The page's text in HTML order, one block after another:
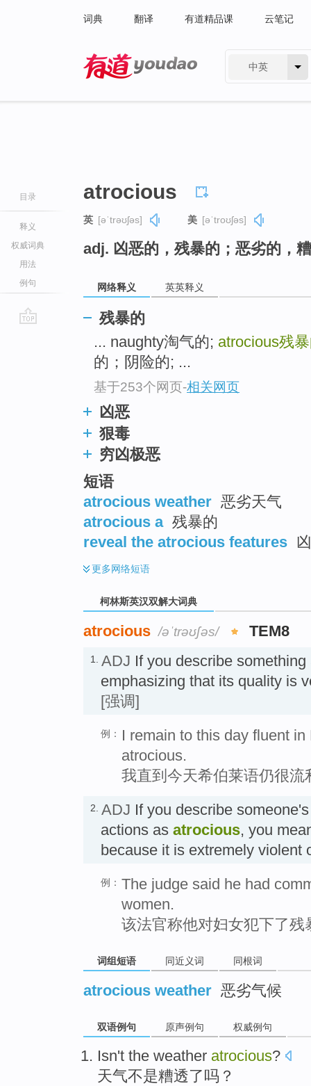
词典 翻译 有道精品课 云笔记
中英
目录
释义
权威词典
用法
例句
atrocious
英 [əˈtrəʊʃəs] 美 [əˈtroʊʃəs]
adj. 凶恶的，残暴的；恶劣的，
网络释义 英英释义
残暴的
... naughty淘气的; atrocious残
的；阴险的; ...
基于253个网页-相关网页
凶恶
狠毒
穷凶极恶
短语
atrocious weather 恶劣天气
atrocious a 残暴的
reveal the atrocious features
更多网络短语
柯林斯英汉双解大词典
atrocious /əˈtrəʊʃəs/ TEM8
1. ADJ If you describe
emphasizing that its quality is
[强调]
例：
I remain to this day fluent
atrocious.
我直到今天希伯莱语仍很
2. ADJ If you describe
actions as atrocious, you
because it is extremely violent
例： The judge said he had
women.
该法官称他对妇女犯下了残
词组短语 同近义词 同根词
atrocious weather 恶劣气候
双语例句 原声例句 权威例句
Isn't the weather atrocious?
天气不是糟透了吗？